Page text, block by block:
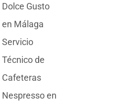
Dolce Gusto
en Málaga
Servicio
Técnico de
Cafeteras
Nespresso en